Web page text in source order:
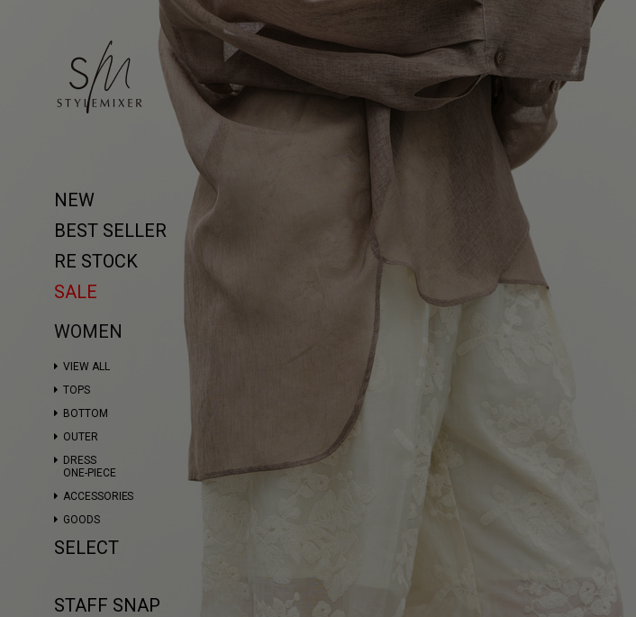
NEW
BEST SELLER
RE STOCK
SALE
WOMEN
VIEW ALL
TOPS
BOTTOM
OUTER
DRESS
ONE-PIECE
ACCESSORIES
GOODS
SELECT
STAFF SNAP